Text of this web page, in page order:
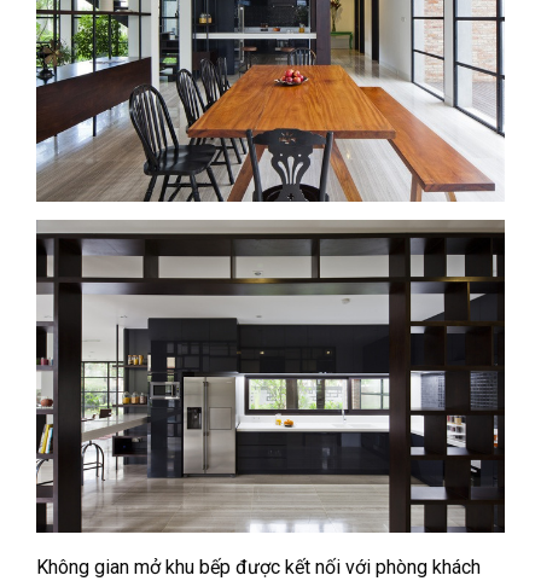
Không gian mở khu bếp được kết nối với phòng khách